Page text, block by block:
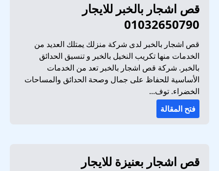
قص اشجار بالخبر للايجار
01032650790
قص اشجار بالخبر لدى شركة منزلك يمتلك العديد من
الخدمات منها تكريب النخيل بالخبر و تنسيق الحدائق
بالخبر. شركة قص اشجار بالخبر تعد من الخدمات
الأساسية للحفاظ على جمال وصحة الحدائق والمساحات
الخضراء. توف...
فتح المقالة
قص اشجار بعنيزة للايجار